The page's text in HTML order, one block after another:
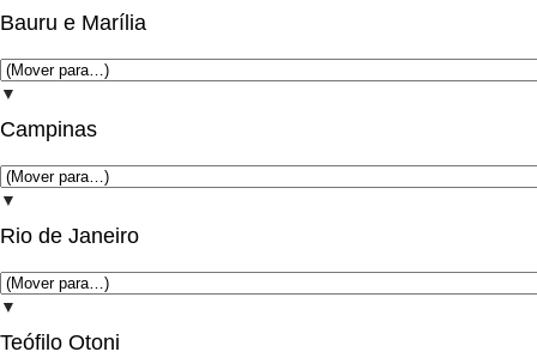
Bauru e Marília
▼
Campinas
▼
Rio de Janeiro
▼
Teófilo Otoni